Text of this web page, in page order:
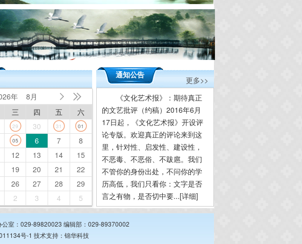
年 8月  
三 四 五
六
29 30 31 01
05 6 7
8
12 13 14
15
19 20 21
22
26 27 28
29
2 3 4 5
通知公告
更多>>
《文化艺术报》：期待真正
的文艺批评（约稿）2016年6月
17日起，《文化艺术报》开设评
论专版。欢迎真正的评论来到这
里，针对性、启发性、建设性，
不恶毒、不恶俗、不跋扈。我们
不管你的身份出处，不问你的学
历高低，我们只看你：文字是否
言之有物，是否切中要...[详细]
室：029-89820023 编辑部：029-89370002
号-1 技术支持： 锦华科技